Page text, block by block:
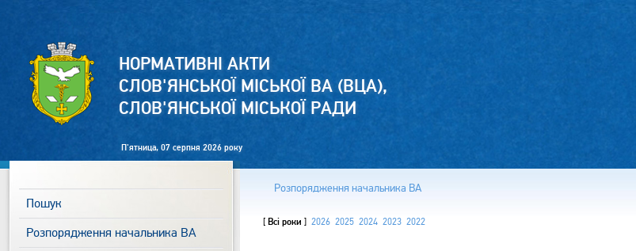
НОРМАТИВНІ АКТИ
СЛОВ'ЯНСЬКОЇ МІСЬКОЇ ВА (ВЦА),
СЛОВ'ЯНСЬКОЇ МІСЬКОЇ РАДИ
П'ятница, 07 серпня 2026 року
Пошук
Розпорядження начальника ВА
Розпорядження начальника ВА
[ Всі роки ] 2026 2025 2024 2023 2022